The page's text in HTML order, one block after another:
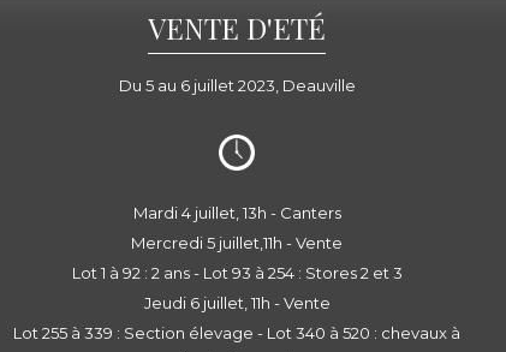
VENTE D'ETÉ
Du 5 au 6 juillet 2023, Deauville
Mardi 4 juillet, 13h - Canters
Mercredi 5 juillet,11h - Vente
Lot 1 à 92 : 2 ans - Lot 93 à 254 : Stores 2 et 3
Jeudi 6 juillet, 11h - Vente
Lot 255 à 339 : Section élevage - Lot 340 à 520 : chevaux à